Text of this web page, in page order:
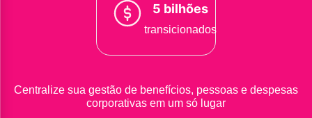
5 bilhões
transicionados
Centralize sua gestão de benefícios, pessoas e despesas
corporativas em um só lugar